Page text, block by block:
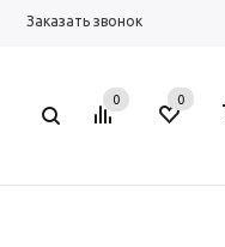
Заказать звонок
0 0